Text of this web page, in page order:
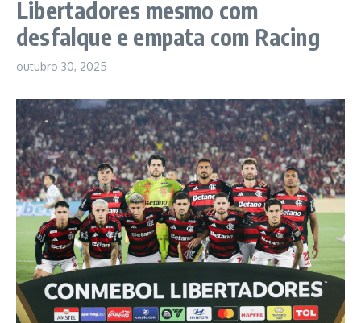
Libertadores mesmo com
desfalque e empata com Racing
outubro 30, 2025